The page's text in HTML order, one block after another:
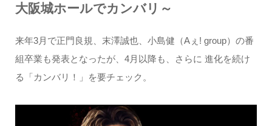
大阪城ホールでカンバリ～
来年3月で正門良規、末澤誠也、小島健（Aぇ! group）の番
組卒業も発表となったが、4月以降も、さらに 進化を続け
る「カンバリ！」を要チェック。